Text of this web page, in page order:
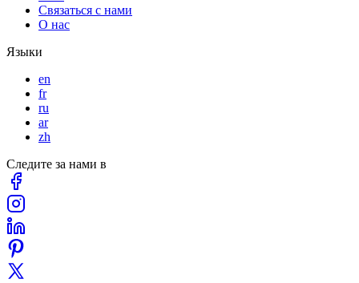
Связаться с нами
О нас
Языки
en
fr
ru
ar
zh
Следите за нами в